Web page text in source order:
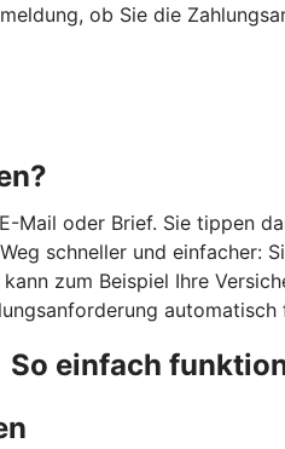
ob Sie die
Mail oder Brief. Sie tippen
schneller und einfacher:
zum Beispiel Ihre
So einfach